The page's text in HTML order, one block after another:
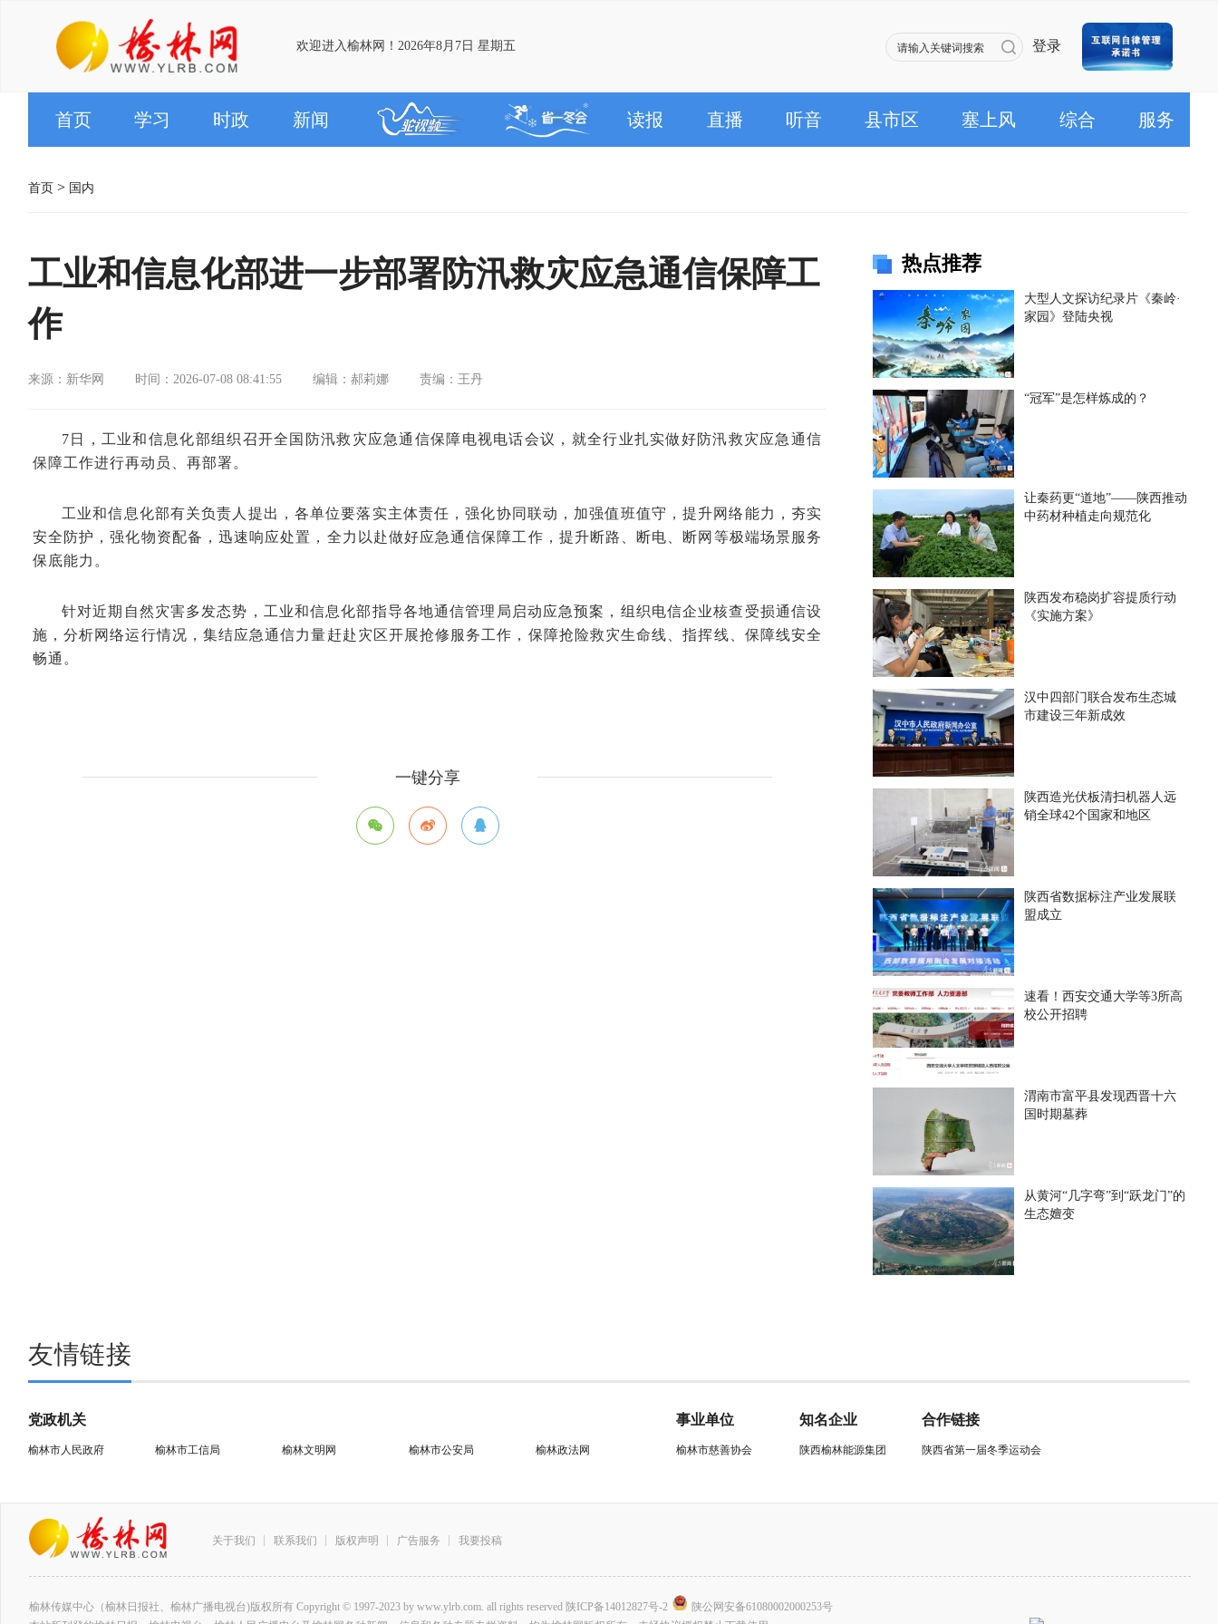
欢迎进入榆林网！2026年8月7日 星期五 登录
首页 学习 时政 新闻 读报 直播 听音 县市区 塞上风 综合 服务
首页 > 国内
工业和信息化部进一步部署防汛救灾应急通信保障工
作
来源：新华网 时间：2026-07-08 08:41:55 编辑：郝莉娜 责编：王丹
7日，工业和信息化部组织召开全国防汛救灾应急通信保障电视电话会议，就全行业扎实做好防汛救灾应急通信
保障工作进行再动员、再部署。
工业和信息化部有关负责人提出，各单位要落实主体责任，强化协同联动，加强值班值守，提升网络能力，夯实
安全防护，强化物资配备，迅速响应处置，全力以赴做好应急通信保障工作，提升断路、断电、断网等极端场景服务
保底能力。
针对近期自然灾害多发态势，工业和信息化部指导各地通信管理局启动应急预案，组织电信企业核查受损通信设
施，分析网络运行情况，集结应急通信力量赶赴灾区开展抢修服务工作，保障抢险救灾生命线、指挥线、保障线安全
畅通。
一键分享
热点推荐
大型人文探访纪录片《秦岭·
家园》登陆央视
“冠军”是怎样炼成的？
让秦药更“道地”——陕西推动
中药材种植走向规范化
陕西发布稳岗扩容提质行动
《实施方案》
汉中四部门联合发布生态城
市建设三年新成效
陕西造光伏板清扫机器人远
销全球42个国家和地区
陕西省数据标注产业发展联
盟成立
速看！西安交通大学等3所高
校公开招聘
渭南市富平县发现西晋十六
国时期墓葬
从黄河“几字弯”到“跃龙门”的
生态嬗变
友情链接
党政机关
榆林市人民政府 榆林市工信局 榆林文明网 榆林市公安局 榆林政法网
事业单位
榆林市慈善协会
知名企业
陕西榆林能源集团
合作链接
陕西省第一届冬季运动会
关于我们 联系我们 版权声明 广告服务 我要投稿
榆林传媒中心（榆林日报社、榆林广播电视台)版权所有 Copyright © 1997-2023 by www.ylrb.com. all rights reserved 陕ICP备14012827号-2
陕公网安备61080002000253号